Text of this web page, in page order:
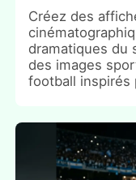
Créez des
dramatiques du
des images
football inspirés